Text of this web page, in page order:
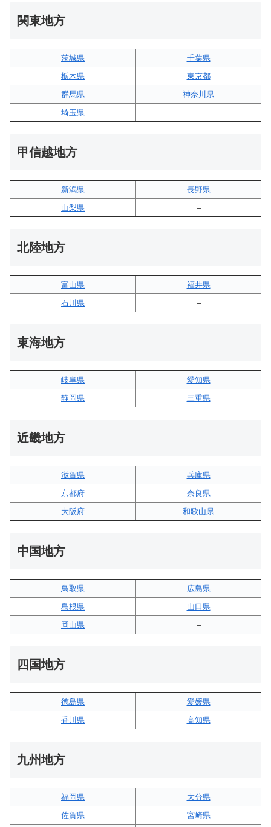
関東地方
茨城県
千葉県
栃木県
東京都
群馬県
神奈川県
埼玉県
–
甲信越地方
新潟県
長野県
山梨県
–
北陸地方
富山県
福井県
石川県
–
東海地方
岐阜県
愛知県
静岡県
三重県
近畿地方
滋賀県
兵庫県
京都府
奈良県
大阪府
和歌山県
中国地方
鳥取県
広島県
島根県
山口県
岡山県
–
四国地方
徳島県
愛媛県
香川県
高知県
九州地方
福岡県
大分県
佐賀県
宮崎県